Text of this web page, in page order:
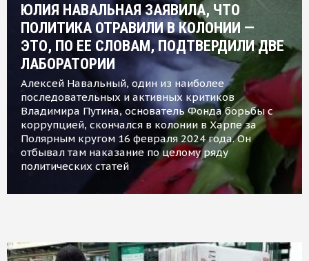
ЮЛИЯ НАВАЛЬНАЯ ЗАЯВИЛА, ЧТО
ПОЛИТИКА ОТРАВИЛИ В КОЛОНИИ —
ЭТО, ПО ЕЕ СЛОВАМ, ПОДТВЕРДИЛИ ДВЕ
ЛАБОРАТОРИИ
Алексей Навальный, один из наиболее
последовательных и активных критиков
Владимира Путина, основатель Фонда борьбы с
коррупцией, скончался в колонии в Харпе за
Полярным кругом 16 февраля 2024 года. Он
отбывал там наказание по целому ряду
политических статей